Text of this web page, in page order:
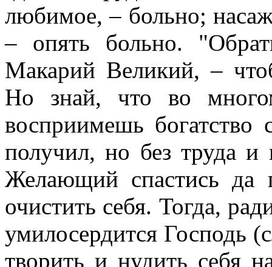
любимое, – больно;
– опять больно.
Макарий Великий, –
Но знай, что во
восприимешь
получил, но без труда и
Желающий спастись да
очистить себя. Тогда,
умилосердится Господь
творить и нудить себя